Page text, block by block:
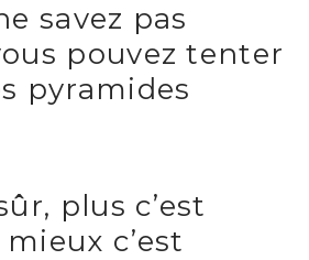
savez pas
pouvez tenter
pyramides
plus c’est
c’est